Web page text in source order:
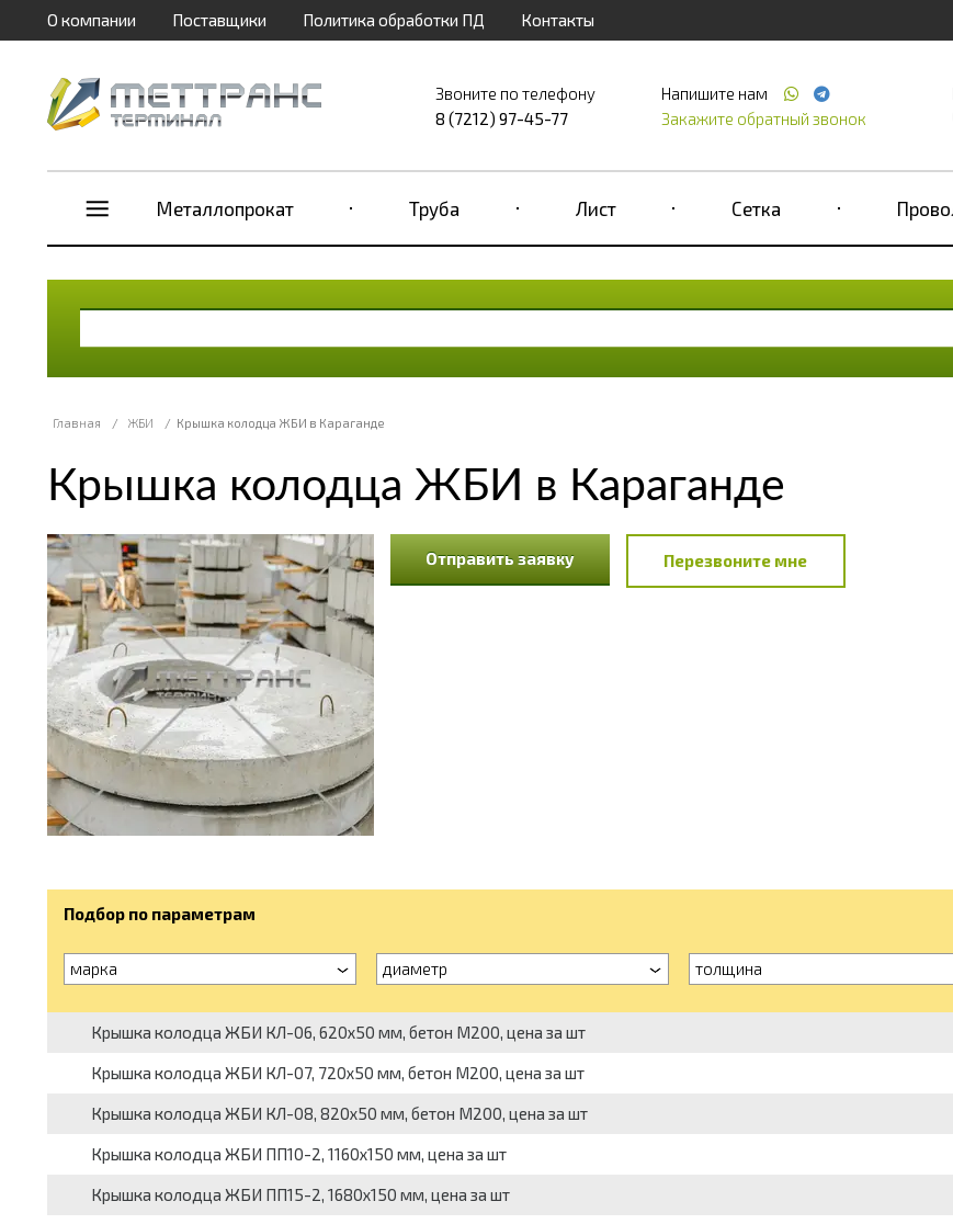
О компании Поставщики Политика обработки ПД Контакты
Звоните по телефону
8 (7212) 97-45-77
Напишите нам
Закажите обратный звонок
Металлопрокат Труба Лист Сетка
Главная / ЖБИ / Крышка колодца ЖБИ в Караганде
Крышка колодца ЖБИ в Караганде
Отправить заявку
Перезвоните мне
Подбор по параметрам
марка диаметр толщина
Крышка колодца ЖБИ КЛ-06, 620х50 мм, бетон М200, цена за шт
Крышка колодца ЖБИ КЛ-07, 720х50 мм, бетон М200, цена за шт
Крышка колодца ЖБИ КЛ-08, 820х50 мм, бетон М200, цена за шт
Крышка колодца ЖБИ ПП10-2, 1160х150 мм, цена за шт
Крышка колодца ЖБИ ПП15-2, 1680х150 мм, цена за шт